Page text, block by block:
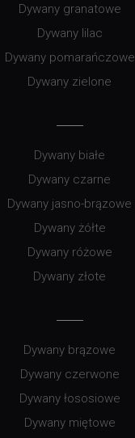
Dywany granatowe
Dywany lilac
Dywany pomarańczowe
Dywany zielone
Dywany białe
Dywany czarne
Dywany jasno-brązowe
Dywany żółte
Dywany różowe
Dywany złote
Dywany brązowe
Dywany czerwone
Dywany łososiowe
Dywany miętowe